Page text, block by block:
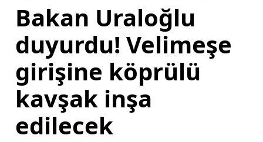
Bakan Uraloğlu
duyurdu! Velimeşe
girişine köprülü
kavşak inşa
edilecek